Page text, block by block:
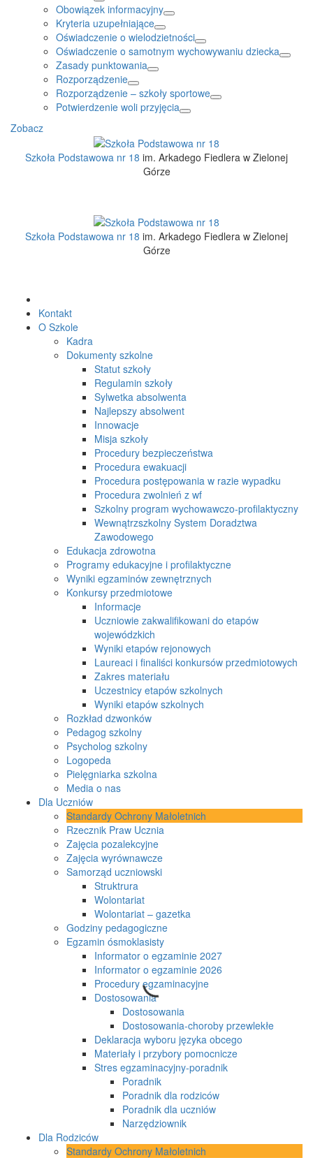
Obowiązek informacyjny
Kryteria uzupełniające
Oświadczenie o wielodzietności
Oświadczenie o samotnym wychowywaniu dziecka
Zasady punktowania
Rozporządzenie
Rozporządzenie – szkoły sportowe
Potwierdzenie woli przyjęcia
Zobacz
Szkoła Podstawowa nr 18 im. Arkadego Fiedlera w Zielonej
Górze
Szkoła Podstawowa nr 18 im. Arkadego Fiedlera w Zielonej
Górze
Kontakt
O Szkole
Kadra
Dokumenty szkolne
Statut szkoły
Regulamin szkoły
Sylwetka absolwenta
Najlepszy absolwent
Innowacje
Misja szkoły
Procedury bezpieczeństwa
Procedura ewakuacji
Procedura postępowania w razie wypadku
Procedura zwolnień z wf
Szkolny program wychowawczo-profilaktyczny
Wewnątrzszkolny System Doradztwa
Zawodowego
Edukacja zdrowotna
Programy edukacyjne i profilaktyczne
Wyniki egzaminów zewnętrznych
Konkursy przedmiotowe
Informacje
Uczniowie zakwalifikowani do etapów
wojewódzkich
Wyniki etapów rejonowych
Laureaci i finaliści konkursów przedmiotowych
Zakres materiału
Uczestnicy etapów szkolnych
Wyniki etapów szkolnych
Rozkład dzwonków
Pedagog szkolny
Psycholog szkolny
Logopeda
Pielęgniarka szkolna
Media o nas
Dla Uczniów
Standardy Ochrony Małoletnich
Rzecznik Praw Ucznia
Zajęcia pozalekcyjne
Zajęcia wyrównawcze
Samorząd uczniowski
Struktrura
Wolontariat
Wolontariat – gazetka
Godziny pedagogiczne
Egzamin ósmoklasisty
Informator o egzaminie 2027
Informator o egzaminie 2026
Procedury egzaminacyjne
Dostosowania
Dostosowania
Dostosowania-choroby przewlekłe
Deklaracja wyboru języka obcego
Materiały i przybory pomocnicze
Stres egzaminacyjny-poradnik
Poradnik
Poradnik dla rodziców
Poradnik dla uczniów
Narzędziownik
Dla Rodziców
Standardy Ochrony Małoletnich